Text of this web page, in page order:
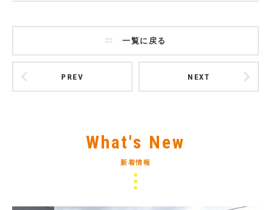
PREV
一覧に戻る
NEXT
What's New
新着情報